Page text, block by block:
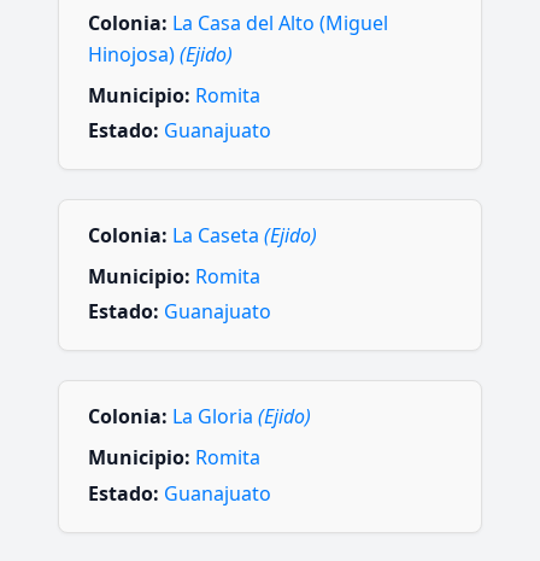
Colonia: La Casa del Alto (Miguel
Hinojosa)(Ejido)
Municipio: Romita
Estado: Guanajuato
Colonia: La Caseta (Ejido)
Municipio: Romita
Estado: Guanajuato
Colonia: La Gloria (Ejido)
Municipio: Romita
Estado: Guanajuato